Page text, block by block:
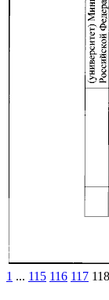
1 ... 115 116 117 118